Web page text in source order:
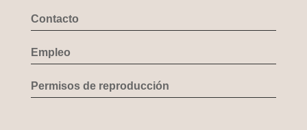
Contacto
Empleo
Permisos de reproducción